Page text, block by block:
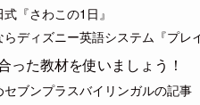
『さわこの1日』
ディズニー英語システム『プレ
った教材を使いましょう！
ブンプラスバイリンガルの記事